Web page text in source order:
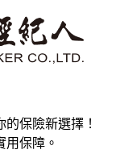
的保險新選擇！
保障。